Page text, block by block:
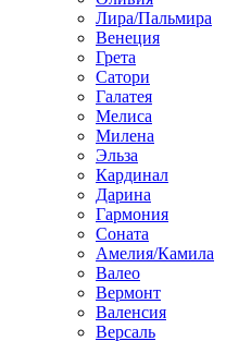
Лира/Пальмира
Венеция
Грета
Сатори
Галатея
Мелиса
Милена
Эльза
Кардинал
Дарина
Гармония
Соната
Амелия/Камила
Валео
Вермонт
Валенсия
Версаль